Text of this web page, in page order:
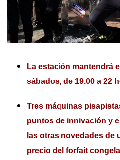
La estación mantendrá
sábados, de 19.00 a 22
Tres máquinas
puntos de innivación y
las otras novedades de
precio del forfait